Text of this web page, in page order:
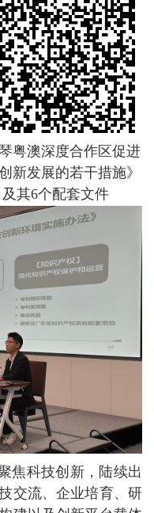
琴粤澳深度合作区促进
新发展的若干措施》
及其6个配套文件
科技创新，陆续出
交流、企业培育、研